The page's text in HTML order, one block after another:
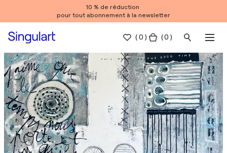
10 % de réduction
pour tout abonnement à la newsletter
(0 ) ( 0 )